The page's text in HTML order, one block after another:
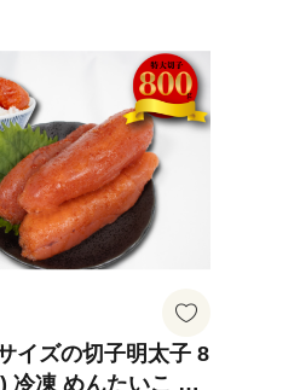
イズの切子明太子 8